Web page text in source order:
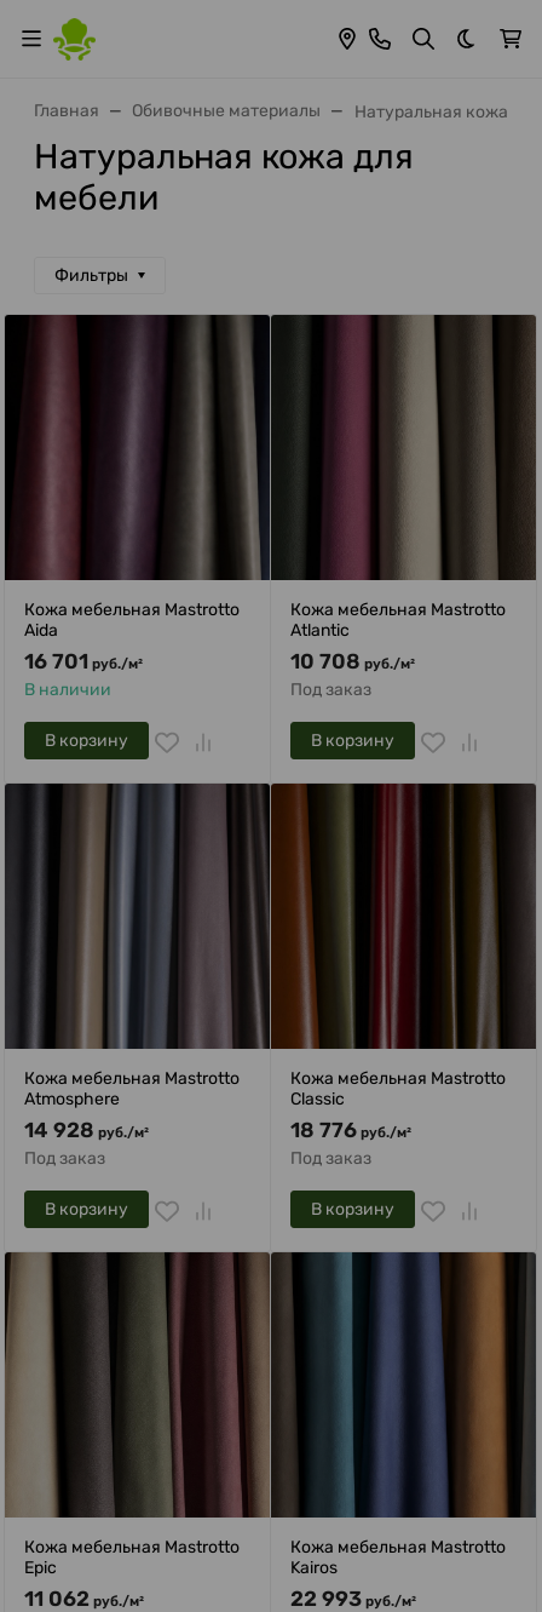
Темная
Главная Обивочные материалы Натуральная кожа
Натуральная кожа для
мебели
Фильтры
Кожа мебельная Mastrotto
Aida
16 701 руб./м²
В наличии
В корзину
Кожа мебельная Mastrotto
Atlantic
10 708 руб./м²
Под заказ
В корзину
Кожа мебельная Mastrotto
Atmosphere
14 928 руб./м²
Под заказ
В корзину
Кожа мебельная Mastrotto
Classic
18 776 руб./м²
Под заказ
В корзину
Кожа мебельная Mastrotto
Epic
11 062 руб./м²
Кожа мебельная Mastrotto
Kairos
22 993 руб./м²